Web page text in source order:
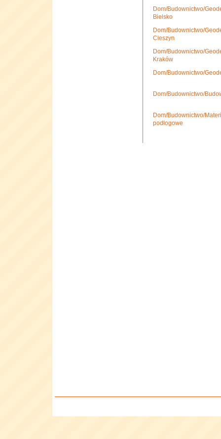
Dom/Budownictwo/
Bielsko
Dom/Budownictwo/
Cieszyn
Dom/Budownictwo/
Kraków
Dom/Budownictwo/
Dom/Budownictwo/
Dom/Budownictwo/
podłogowe